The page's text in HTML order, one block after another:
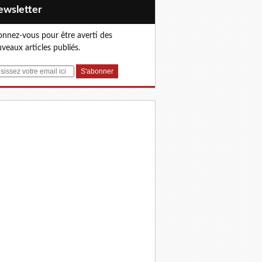
vous pour être averti des
articles publiés.